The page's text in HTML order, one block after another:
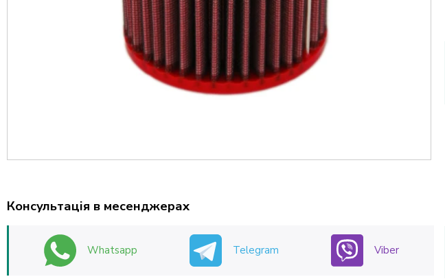
Консультація в месенджерах
Whatsapp Telegram Viber